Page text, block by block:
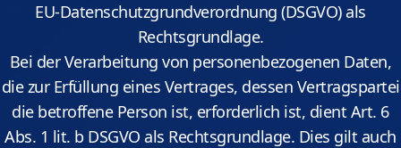
EU-Datenschutzgrundverordnung (DSGVO) als
Rechtsgrundlage.
Bei der Verarbeitung von personenbezogenen Daten,
die zur Erfüllung eines Vertrages, dessen Vertragspartei
die betroffene Person ist, erforderlich ist, dient Art. 6
Abs. 1 lit. b DSGVO als Rechtsgrundlage. Dies gilt auch